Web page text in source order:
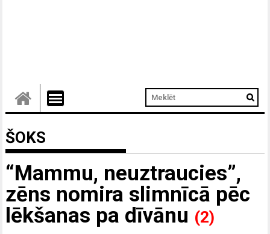
ŠOKS
“Mammu, neuztraucies”,
zēns nomira slimnīcā pēc
lēkšanas pa dīvānu (2)